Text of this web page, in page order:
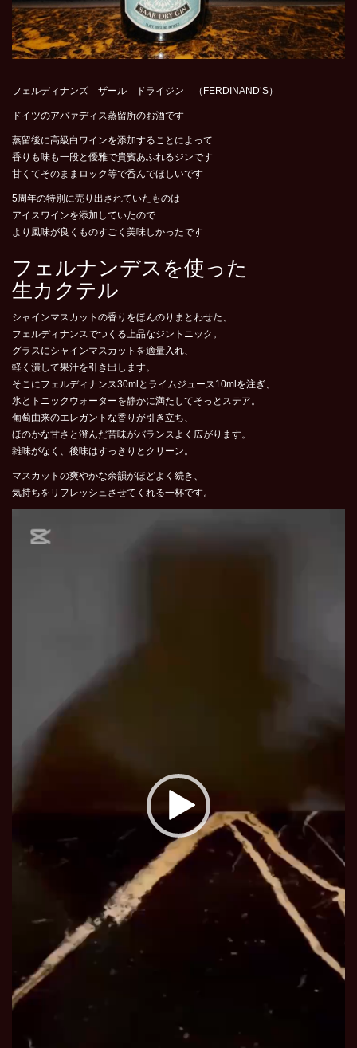
フェルディナンズ ザール ドライジン （FERDINAND’S）
ドイツのアバァディス蒸留所のお酒です
蒸留後に高級白ワインを添加することによって
香りも味も一段と優雅で貴賓あふれるジンです
甘くてそのままロック等で呑んでほしいです
5周年の特別に売り出されていたものは
アイスワインを添加していたので
より風味が良くものすごく美味しかったです
フェルナンデスを使った
生カクテル
シャインマスカットの香りをほんのりまとわせた、
フェルディナンスでつくる上品なジントニック。
グラスにシャインマスカットを適量入れ、
軽く潰して果汁を引き出します。
そこにフェルディナンス30mlとライムジュース10mlを注ぎ、
氷とトニックウォーターを静かに満たしてそっとステア。
葡萄由来のエレガントな香りが引き立ち、
ほのかな甘さと澄んだ苦味がバラ ンスよく広がります。
雑味がなく、後味はすっきりとクリーン。
マスカットの爽やかな余韻がほどよく続き、
気持ちをリフレッシュさせてくれる一杯です。